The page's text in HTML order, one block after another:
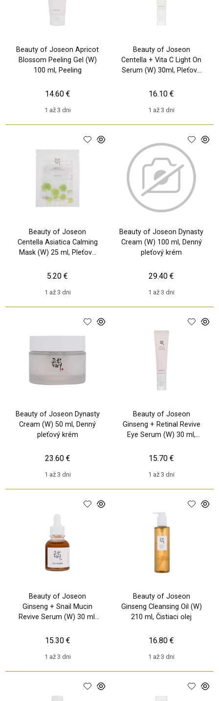
Beauty of Joseon Apricot
Blossom Peeling Gel (W)
100 ml, Peeling
1 až 3 dni
14.60 €
Beauty of Joseon
Centella + Vita C Light On
Serum (W) 30ml, Pleťové
1 až 3 dni
16.10 €
Beauty of Joseon
Centella Asiatica Calming
Mask (W) 25 ml, Pleťová
1 až 3 dni
5.20 €
Beauty of Joseon Dynasty
Cream (W) 100 ml, Denný
pleťový krém
1 až 3 dni
29.40 €
Beauty of Joseon Dynasty
Cream (W) 50 ml, Denný
pleťový krém
1 až 3 dni
23.60 €
Beauty of Joseon
Ginseng + Retinal Revive
Eye Serum (W) 30 ml,
1 až 3 dni
15.70 €
Beauty of Joseon
Ginseng + Snail Mucin
Revive Serum (W) 30 ml,
1 až 3 dni
15.30 €
Beauty of Joseon
Ginseng Cleansing Oil (W)
210 ml, Čistiaci olej
1 až 3 dni
16.80 €